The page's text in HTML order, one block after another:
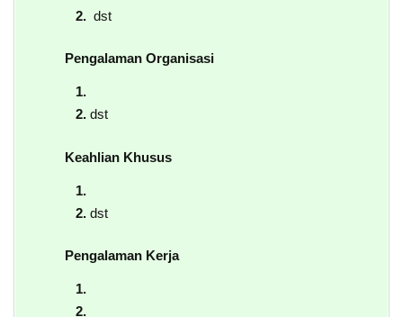
dst
Pengalaman Organisasi
dst
Keahlian Khusus
dst
Pengalaman Kerja